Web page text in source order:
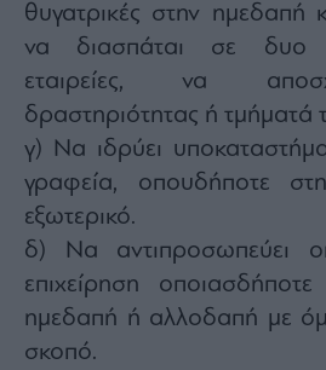
θυγατρικές στην ημεδαπή
να διασπάται σε δυο
εταιρείες, να
δραστηριότητας ή τμήματά
γ) Να ιδρύει
γραφεία, οπουδήποτε
εξωτερικό.
δ) Να αντιπροσωπεύει
επιχείρηση
ημεδαπή ή αλλοδαπή με
σκοπό.